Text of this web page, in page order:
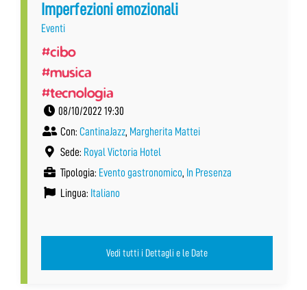
Imperfezioni emozionali
Eventi
#cibo
#musica
#tecnologia
08/10/2022 19:30
Con: CantinaJazz, Margherita Mattei
Sede: Royal Victoria Hotel
Tipologia: Evento gastronomico, In Presenza
Lingua: Italiano
Vedi tutti i Dettagli e le Date